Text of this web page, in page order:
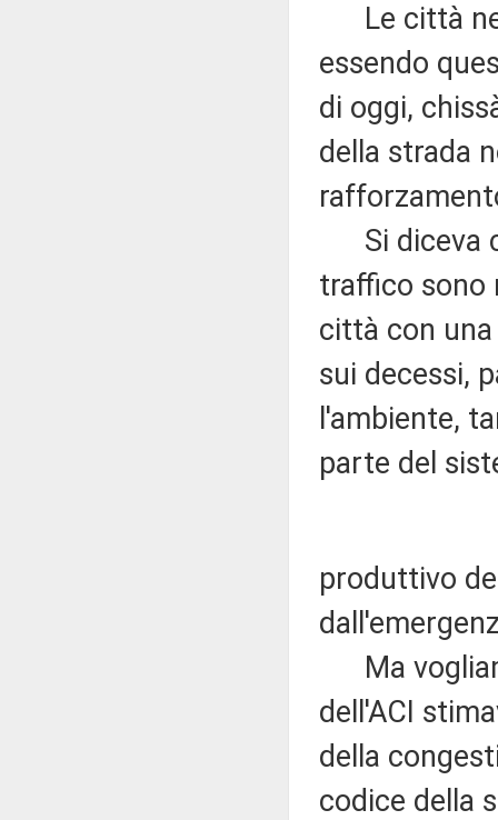
Le città ne
essendo
di oggi,
della strada
Si diceva
traffico sono
città con
sui decessi,
l'ambiente,
parte del
produttivo
Ma
dell'ACI
della
codice della